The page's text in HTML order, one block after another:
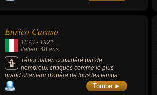
Enrico Caruso
1873 - 1921
Italien, 48 ans
Ténor italien considéré par de
nombreux critiques comme le plus
grand chanteur d'opéra de tous les temps.
Tombe ►